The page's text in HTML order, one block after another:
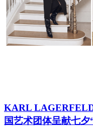
KARL
国艺术团体呈献七夕